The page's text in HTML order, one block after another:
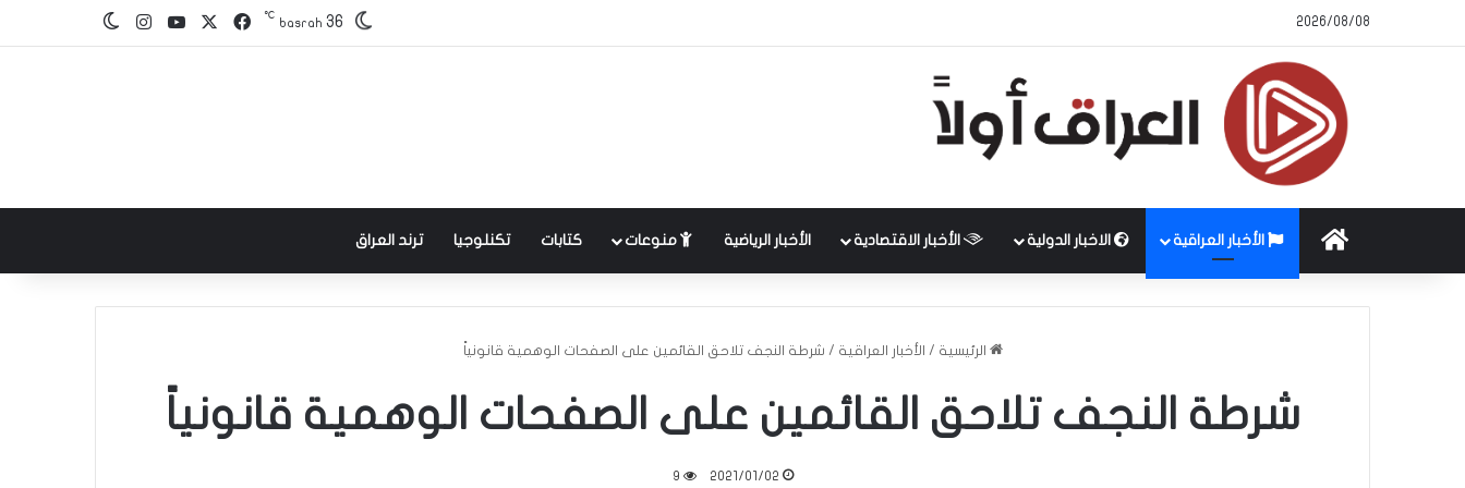
2026/08/08
basrah 36
℃ فيسبوك‫YouTube
انستقرامالوضع المظلم
الرئيسية الأخبار العراقية الاخبار الدولية الأخبار الاقتصادية الأخبار الرياضية منوعات كتابات تكنلوجيا ترند العراق
الرئيسية / الأخبار العراقية / شرطة النجف تلاحق القائمين على الصفحات الوهمية قانونياً
شرطة النجف تلاحق القائمين على الصفحات الوهمية قانونياً
2021/01/02
9